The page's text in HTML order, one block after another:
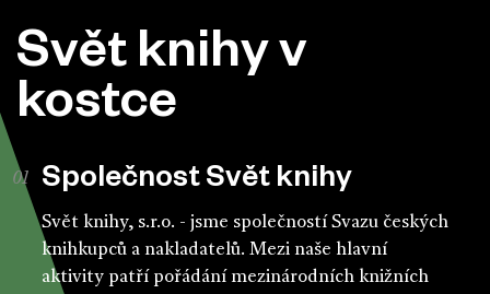
Svět knihy v
kostce
Společnost Svět knihy
Svět knihy, s.r.o. - jsme společností Svazu českých
knihkupců a nakladatelů. Mezi naše hlavní
aktivity patří pořádání mezinárodních knižních